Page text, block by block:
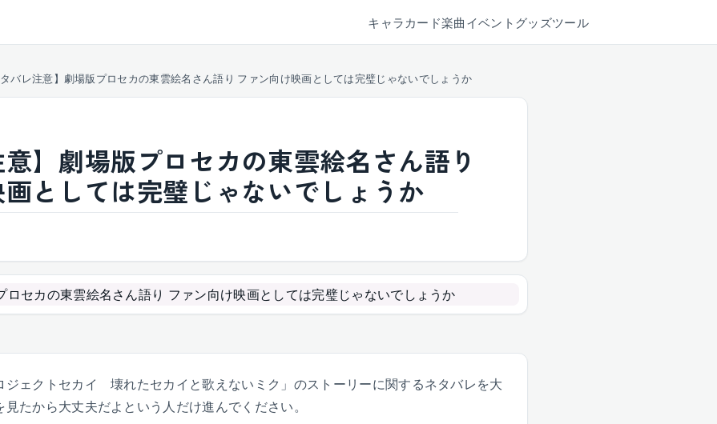
キャラ カード楽曲 イベント グッズツール
タバレ注意】劇場版プロセカの東雲絵名さん語り ファン向け映画としては完璧じゃないでしょうか
意】劇場版プロセカの東雲絵名さん語り
としては完璧じゃないでしょうか
ジェクトセカイ 壊れたセカイと歌えないミク」のストーリーに関するネタバレを大
たから大丈夫だよという人だけ進んでください。